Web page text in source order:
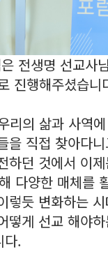
전생명 선교사
진행해주셨습니
리의 삶과 사역
을 직접 찾아다
하던 것에서 이
다양한 매체를
렇듯 변화하는
떻게 선교 해야
다.